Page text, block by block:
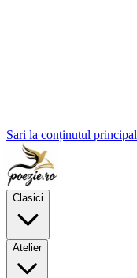
Sari la conținutul principal
Clasici
Atelier